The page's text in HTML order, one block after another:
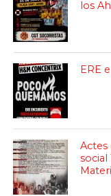
los
ERE
Actes
social